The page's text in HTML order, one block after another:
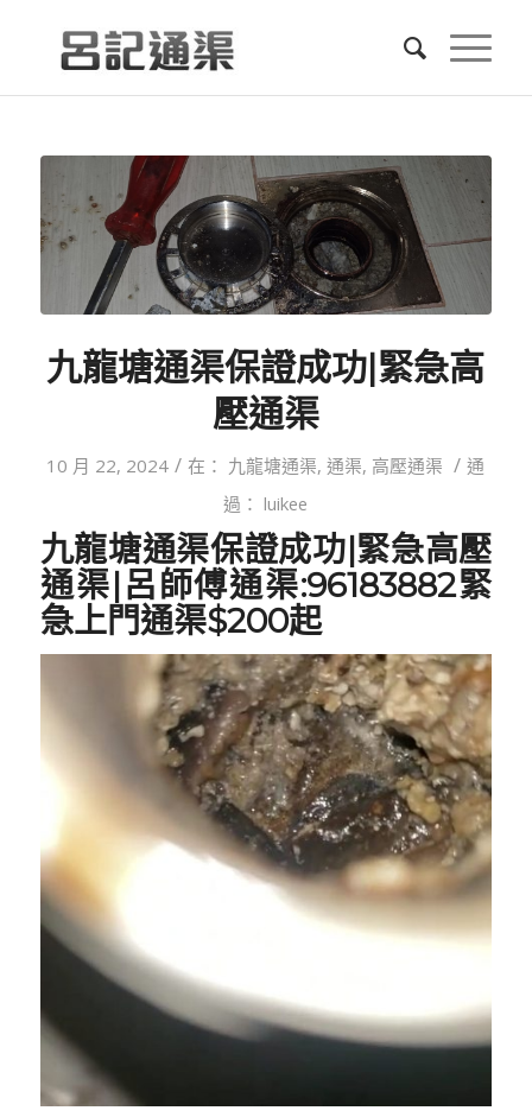
九龍塘通渠保證成功|緊急高
壓通渠
10 月 22, 2024 / 在： 九龍塘通渠,通渠, 高壓通渠 / 通
過：luikee
九龍塘通渠保證成功| 緊急高壓
通渠 |呂師傅通渠:96183882緊
急上門通渠$200起